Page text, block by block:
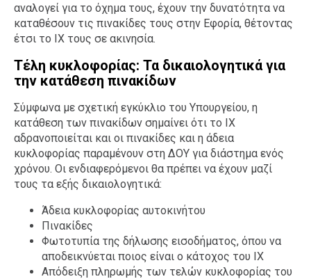
αναλογεί για το όχημα τους, έχουν την δυνατότητα να
καταθέσουν τις πινακίδες τους στην Εφορία, θέτοντας
έτσι το ΙΧ τους σε ακινησία.
Τέλη κυκλοφορίας: Τα δικαιολογητικά για
την κατάθεση πινακίδων
Σύμφωνα με σχετική εγκύκλιο του Υπουργείου, η
κατάθεση των πινακίδων σημαίνει ότι το ΙΧ
αδρανοποιείται και οι πινακίδες και η άδεια
κυκλοφορίας παραμένουν στη ΔΟΥ για διάστημα ενός
χρόνου. Οι ενδιαφερόμενοι θα πρέπει να έχουν μαζί
τους τα εξής δικαιολογητικά:
Άδεια κυκλοφορίας αυτοκινήτου
Πινακίδες
Φωτοτυπία της δήλωσης εισοδήματος, όπου να
αποδεικνύεται ποιος είναι ο κάτοχος του ΙΧ
Απόδειξη πληρωμής των τελών κυκλοφορίας του